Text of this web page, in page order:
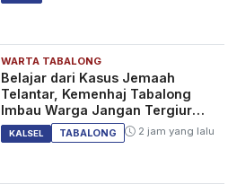
WOW! Ada Rumah Subsidi 2025
Harga Mulai Rp 166 Juta,
Kalimantan Kebagian di Zona 2
EKONOMI 10 bulan yang lalu
WARTA TABALONG
Belajar dari Kasus Jemaah
Telantar, Kemenhaj Tabalong
Imbau Warga Jangan Tergiur
Umrah Murah
KALSEL TABALONG 2 jam yang lalu